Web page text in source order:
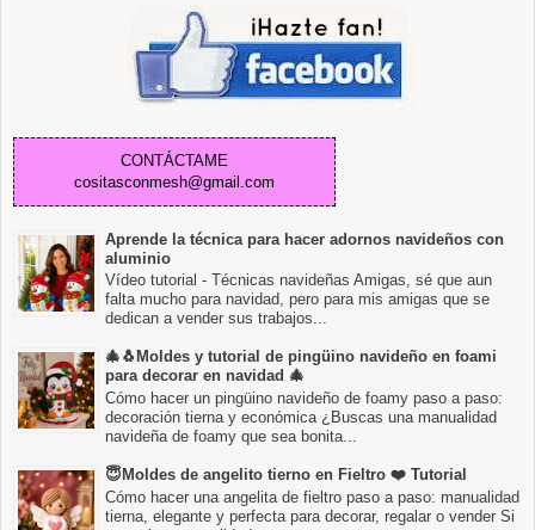
CONTÁCTAME
cositasconmesh@gmail.com
Aprende la técnica para hacer adornos navideños con
aluminio
Vídeo tutorial - Técnicas navideñas Amigas, sé que aun
falta mucho para navidad, pero para mis amigas que se
dedican a vender sus trabajos...
🎄🐧Moldes y tutorial de pingüino navideño en foami
para decorar en navidad 🎄
Cómo hacer un pingüino navideño de foamy paso a paso:
decoración tierna y económica ¿Buscas una manualidad
navideña de foamy que sea bonita...
😇Moldes de angelito tierno en Fieltro ❤️ Tutorial
Cómo hacer una angelita de fieltro paso a paso: manualidad
tierna, elegante y perfecta para decorar, regalar o vender Si